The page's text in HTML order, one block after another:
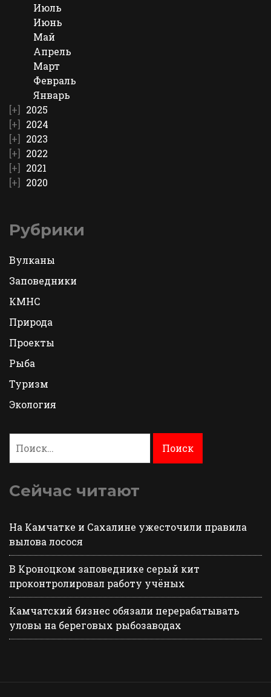
Июль
Июнь
Май
Апрель
Март
Февраль
Январь
2025
2024
2023
2022
2021
2020
Рубрики
Вулканы
Заповедники
КМНС
Природа
Проекты
Рыба
Туризм
Экология
Сейчас читают
На Камчатке и Сахалине ужесточили правила
вылова лосося
В Кроноцком заповеднике серый кит
проконтролировал работу учёных
Камчатский бизнес обязали перерабатывать
уловы на береговых рыбозаводах